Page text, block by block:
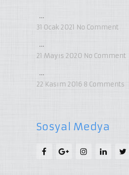
…
31 Ocak 2021 No Comment
…
21 Mayıs 2020 No Comment
…
22 Kasım 2016 8 Comments
Sosyal Medya